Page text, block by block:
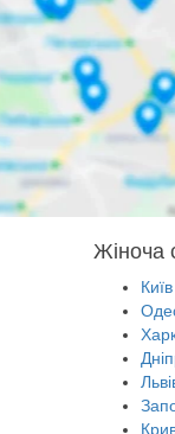
Жіноча
Київ